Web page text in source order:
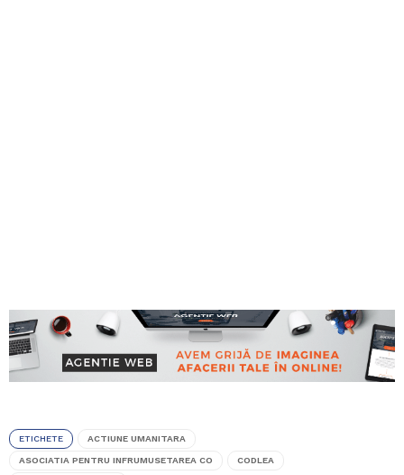
ETICHETE ACTIUNE UMANITARA
ASOCIATIA PENTRU INFRUMUSETAREA CO CODLEA